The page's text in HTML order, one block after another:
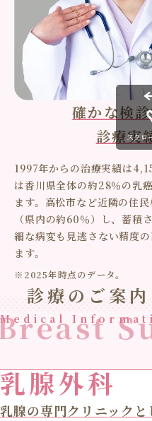
確かな検
診療実
1997年からの治療実績は
は香川県全体の約28％の乳
ます。高松市など近隣の住
（県内の約60％）し、蓄積
細な病変も見逃さない精度
ます。
※2025年時点のデータ。
スクロ
診療のご案内
Medical
乳腺外科
乳腺の専門クリニック